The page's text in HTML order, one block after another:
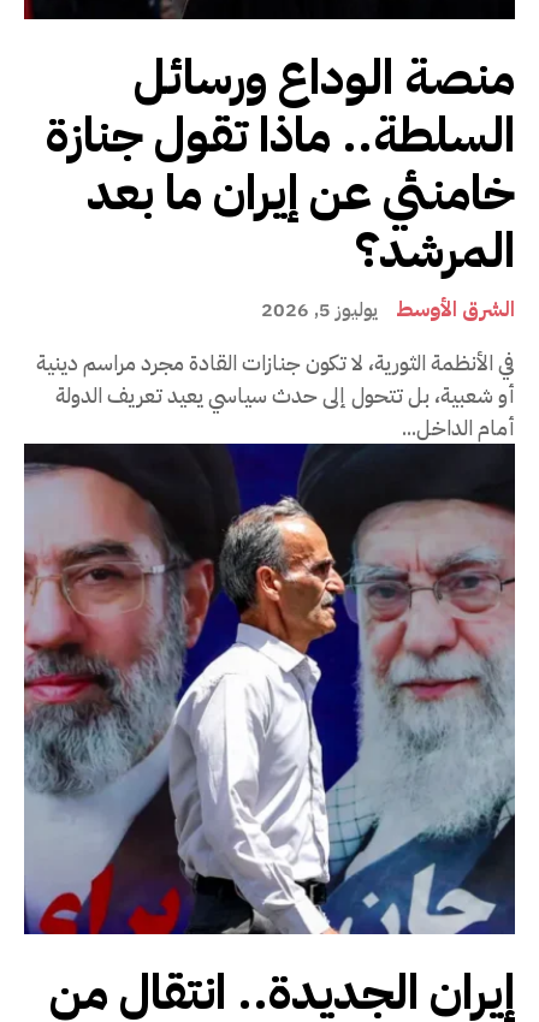
منصة الوداع ورسائل
السلطة.. ماذا تقول جنازة
خامنئي عن إيران ما بعد
المرشد؟
الشرق الأوسط يوليوز 5, 2026
في الأنظمة الثورية، لا تكون جنازات القادة مجرد مراسم دينية
أو شعبية، بل تتحول إلى حدث سياسي يعيد تعريف الدولة
أمام الداخل...
إيران الجديدة.. انتقال من